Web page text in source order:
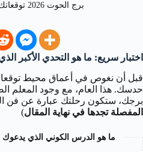
برج الحوت 2026 توقعاتك الكاملة شهر بشهر
اختبار سريع: ما هو التحدي الأكبر
حدسك. هذا العام، مع وجود المعلم
برجك، ستكون رحلتك عبارة عن فن
المفصلة تجدها في نهاية المقال)
ما هو الدرس الكوني الذي يدعوك إليه عام 2026